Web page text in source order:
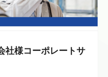
社様コーポレートサ